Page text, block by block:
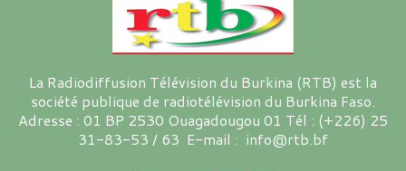
La Radiodiffusion Télévision du Burkina (RTB) est la
société publique de radiotélévision du Burkina Faso.
Adresse : 01 BP 2530 Ouagadougou 01 Tél : (+226) 25
31-83-53 / 63 E-mail : info@rtb.bf